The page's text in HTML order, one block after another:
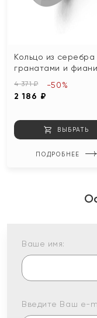
Кольцо из серебра
гранатами и
4 371 ₽
2 186 ₽
-50%
ВЫБРАТЬ
ПОДРОБНЕЕ
Ваше имя:
Введите Ваш e-